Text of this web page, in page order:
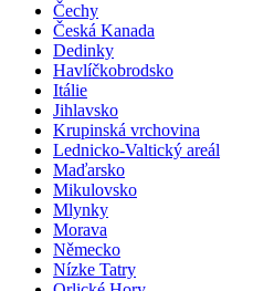
Čechy
Česká Kanada
Dedinky
Havlíčkobrodsko
Itálie
Jihlavsko
Krupinská vrchovina
Lednicko-Valtický areál
Maďarsko
Mikulovsko
Mlynky
Morava
Německo
Nízke Tatry